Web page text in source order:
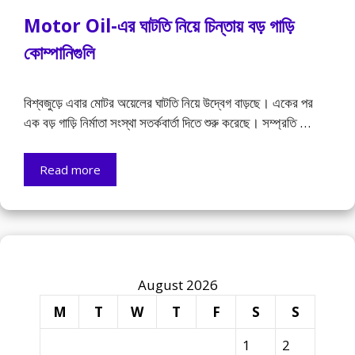
Motor Oil-এর ঘাটতি নিয়ে চিন্তায় বড় গাড়ি
কোম্পানিগুলি
বিশ্বজুড়ে এবার মোটর অয়েলের ঘাটতি নিয়ে উদ্বেগ বাড়ছে। একের পর
এক বড় গাড়ি নির্মাতা সংস্থা সতর্কবার্তা দিতে শুরু করেছে। সম্প্রতি …
Read more
August 2026
M
T W T F S
S
1
2